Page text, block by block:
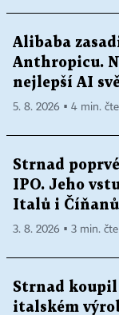
Alibaba
Anthropicu.
nejlepší AI
5. 8. 2026 ▪ 4 min.
Strnad
IPO. Jeho
Italů i Číňanů
3. 8. 2026 ▪ 3 min.
Strnad koupil
italském